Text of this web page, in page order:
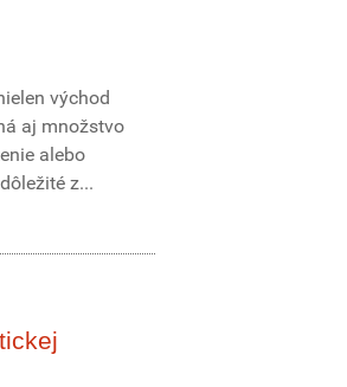
východ
aj množstvo
alebo
z...